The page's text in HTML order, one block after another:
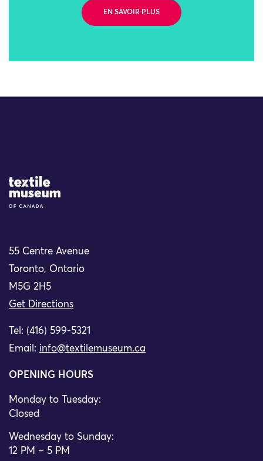
EN SAVOIR PLUS
Site Logo
55 Centre Avenue
Toronto, Ontario
M5G 2H5
Get Directions
Tel: (416) 599-5321
Email: info@textilemuseum.ca
OPENING HOURS
Monday to Tuesday:
Closed
Wednesday to Sunday:
12 PM – 5 PM